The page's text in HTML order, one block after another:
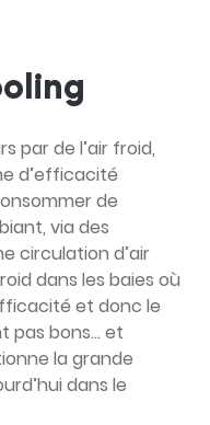
par de l’air froid,
d’efficacité
de
via des
circulation d’air
dans les baies où
et donc le
pas bons… et
la grande
dans le